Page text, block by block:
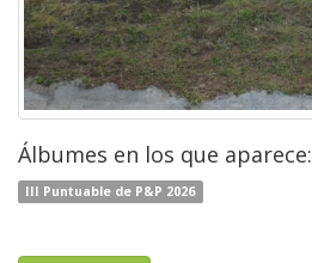
Álbumes en los que aparece:
III Puntuable de P&P 2026